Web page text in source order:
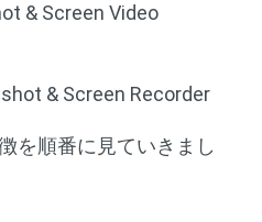
& Screen Video
& Screen Recorder
を順番に見ていきまし